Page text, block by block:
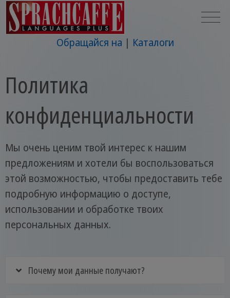
Обращайся на Каталоги
Политика
конфиденциальности
Мы очень ценим твой интерес к нашим
предложениям и хотели бы воспользоваться
этой возможностью, чтобы предоставить тебе
подробную информацию о доступе,
использовании и обработке твоих
персональных данных.
Почему мои данные получают?